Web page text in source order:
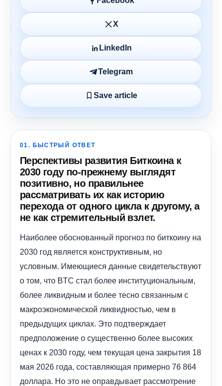
X
LinkedIn
Telegram
Save article
01. БЫСТРЫЙ ОТВЕТ
Перспективы развития Биткоина к
2030 году по-прежнему выглядят
позитивно, но правильнее
рассматривать их как историю
перехода от одного цикла к другому, а
не как стремительный взлет.
Наиболее обоснованный прогноз по биткоину на
2030 год является конструктивным, но
условным. Имеющиеся данные свидетельствуют
о том, что BTC стал более институциональным,
более ликвидным и более тесно связанным с
макроэкономической ликвидностью, чем в
предыдущих циклах. Это подтверждает
предположение о существенно более высоких
ценах к 2030 году, чем текущая цена закрытия 18
мая 2026 года, составляющая примерно 76 864
доллара. Но это не оправдывает рассмотрение